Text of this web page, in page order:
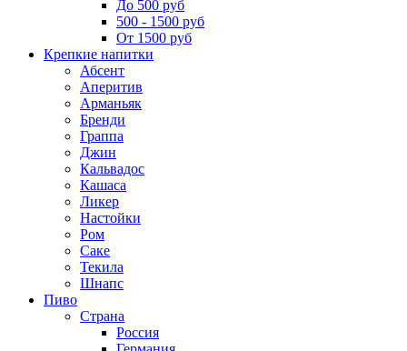
До 500 руб
500 - 1500 руб
От 1500 руб
Крепкие напитки
Абсент
Аперитив
Арманьяк
Бренди
Граппа
Джин
Кальвадос
Кашаса
Ликер
Настойки
Ром
Саке
Текила
Шнапс
Пиво
Страна
Россия